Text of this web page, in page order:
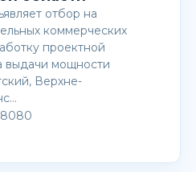
отбор на
коммерческих
проектной
выдачи мощности
Верхне-